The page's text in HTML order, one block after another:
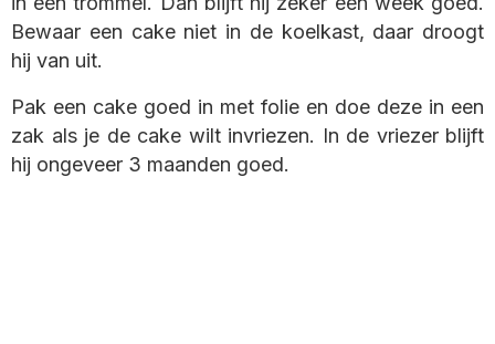
Bewaar een cake niet in de koelkast, daar droogt
hij van uit.
Pak een cake goed in met folie en doe deze in een
zak als je de cake wilt invriezen. In de vriezer blijft
hij ongeveer 3 maanden goed.